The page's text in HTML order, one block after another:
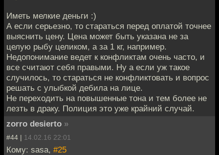
Иметь мелкие деньги :)
А если серьезно, то стараться перед оплатой точнее
выяснить цену. Цена может быть указана не за
целую рыбу целиком, а за 1 кг, например.
Недопонимание ведет к конфликтам очень часто, и
все считают себя правыми. Ну а если уж такое
случилось, то стараться не конфликтовать и вопрос
решать с улыбкой дебила на лице.
Не переходить на повышенные тона и тем более не
лезть в драку. Полиция это уже крайний случай.
zorro desierto »
#44 | 14.02.16 22:01
Кому: sasa, #25